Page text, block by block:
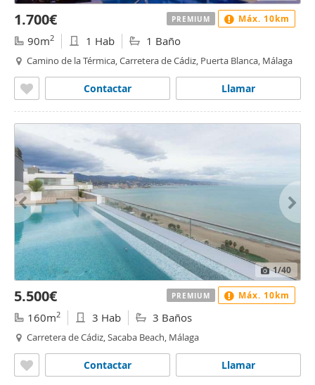
1.700€
90m2 1 Hab 1 Baño
Camino de la Térmica, Carretera de Cádiz, Puerta Blanca, Málaga
Llamar
Contactar
PREMIUM Máx. 10km
1/40
5.500€
160m2 3 Hab 3 Baños
Carretera de Cádiz, Sacaba Beach, Málaga
Llamar
Contactar
PREMIUM Máx. 10km